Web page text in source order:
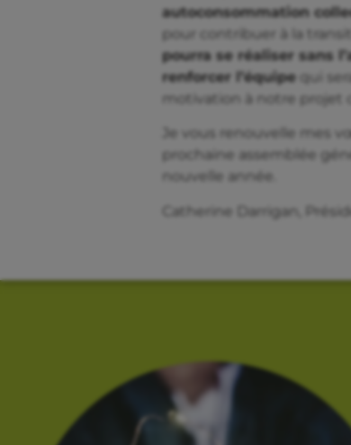
autoconsommation
pour contribuer à la
pourra se réaliser sans
renforcer l’équipe qui
motivation à notre projet
Je vous renouvelle mes
prochaine assemblée
nouvelle année.
Catherine Darrigan,